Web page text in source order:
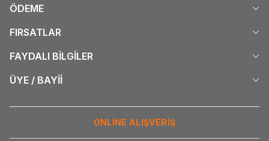
ÖDEME
FIRSATLAR
FAYDALI BİLGİLER
ÜYE / BAYİİ
ONLİNE ALIŞVERİŞ